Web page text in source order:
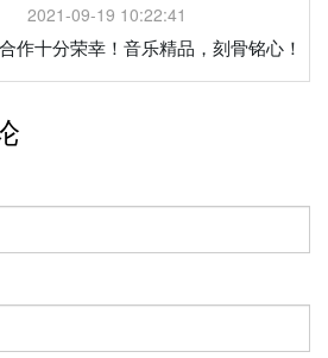
2021-09-19 10:22:41
作十分荣幸！音乐精品，刻骨铭心！